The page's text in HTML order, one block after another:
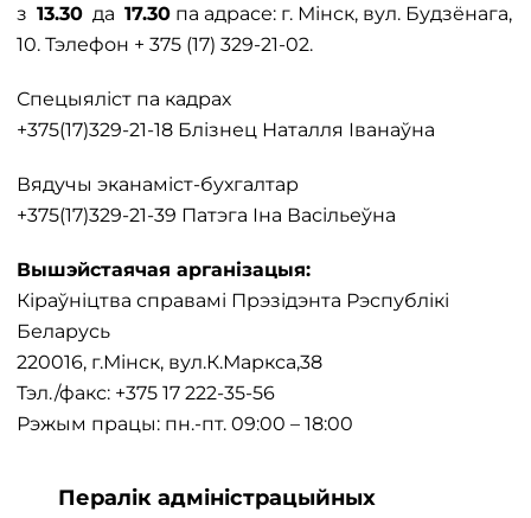
з 13.30 да 17.30 па адрасе: г. Мінск, вул. Будзёнага,
10. Тэлефон + 375 (17) 329-21-02.
Спецыяліст па кадрах
+375(17)329-21-18 Блізнец Наталля Іванаўна
Вядучы эканаміст-бухгалтар
+375(17)329-21-39 Патэга Іна Васільеўна
Вышэйстаячая арганізацыя:
Кіраўніцтва справамі Прэзідэнта Рэспублікі
Беларусь
220016, г.Мінск, вул.К.Маркса,38
Тэл./факс: +375 17 222-35-56
Рэжым працы: пн.-пт. 09:00 – 18:00
Пералік адміністрацыйных